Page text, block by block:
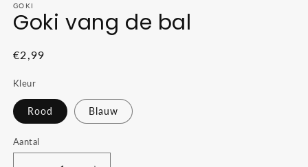
openen
in
modaal
GOKI
Goki vang de bal
Normale
€2,99
Kleur
Rood Blauw
Aantal